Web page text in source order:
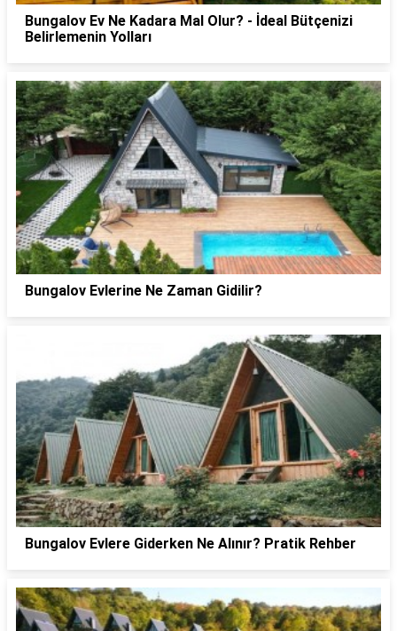
Bungalov Ev Ne Kadara Mal Olur? - İdeal Bütçenizi
Belirlemenin Yolları
Bungalov Evlerine Ne Zaman Gidilir?
Bungalov Evlere Giderken Ne Alınır? Pratik Rehber